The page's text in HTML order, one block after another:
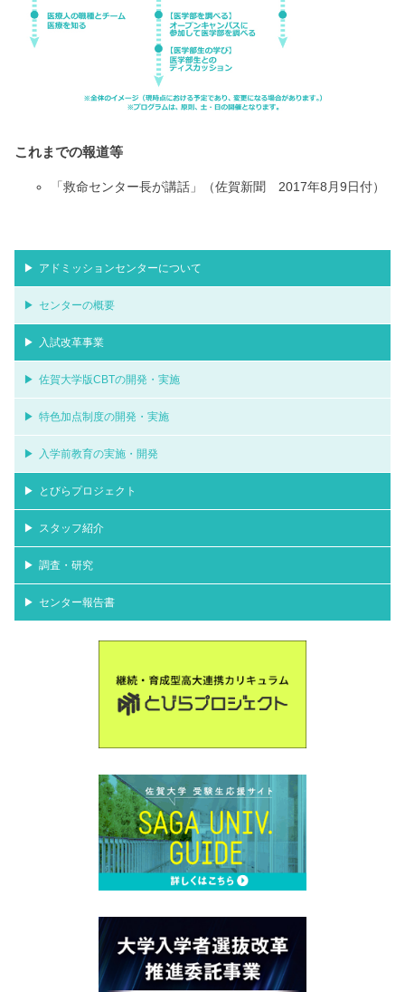
これまでの報道等
「救命センター長が講話」（佐賀新聞 2017年8月9日付）
アドミッションセンターについて
センターの概要
入試改革事業
佐賀大学版CBTの開発・実施
特色加点制度の開発・実施
入学前教育の実施・開発
とびらプロジェクト
スタッフ紹介
調査・研究
センター報告書